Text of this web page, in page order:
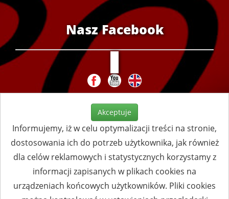
Nasz Facebook
Akceptuje
Informujemy, iż w celu optymalizacji treści na stronie,
dostosowania ich do potrzeb użytkownika, jak również
dla celów reklamowych i statystycznych korzystamy z
informacji zapisanych w plikach cookies na
urządzeniach końcowych użytkowników. Pliki cookies